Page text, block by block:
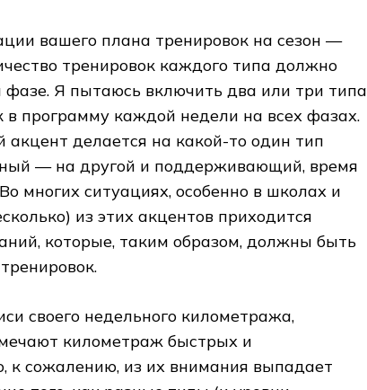
вашего плана тренировок на сезон —
тренировок каждого типа должно
Я пытаюсь включить два или три типа
в программу каждой недели на всех фазах.
акцент делается на какой-то один тип
— на другой и поддерживающий, время
многих ситуациях, особенно в школах и
из этих акцентов приходится
которые, таким образом, должны быть
своего недельного километража,
километраж быстрых и
к сожалению, из их внимания выпадает